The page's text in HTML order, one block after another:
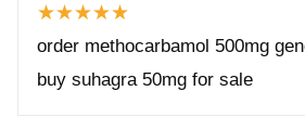
order methocarbamol 500mg
buy suhagra 50mg for sale